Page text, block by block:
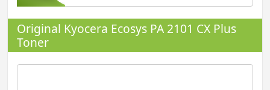
Original Kyocera Ecosys PA 2101 CX Plus
Toner